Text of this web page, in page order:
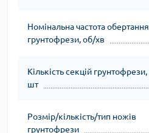
Номінальна частота обертання
грунтофрези, об/хв
Кількість секцій грунтофрези,
шт
Розмір/кількість/тип ножів
грунтофрези